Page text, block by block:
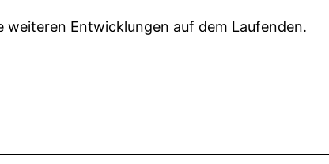
weiteren Entwicklungen auf dem Laufenden.